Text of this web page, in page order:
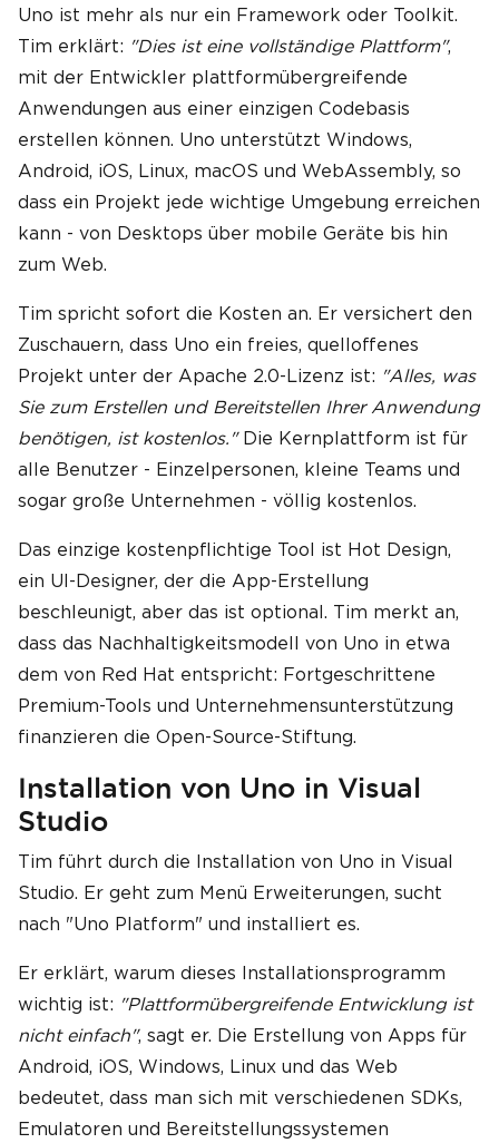
Uno ist mehr als nur ein Framework oder Toolkit.
Tim erklärt: "Dies ist eine vollständige Plattform",
mit der Entwickler plattformübergreifende
Anwendungen aus einer einzigen Codebasis
erstellen können. Uno unterstützt Windows,
Android, iOS, Linux, macOS und WebAssembly, so
dass ein Projekt jede wichtige Umgebung erreichen
kann - von Desktops über mobile Geräte bis hin
zum Web.
Tim spricht sofort die Kosten an. Er versichert den
Zuschauern, dass Uno ein freies, quelloffenes
Projekt unter der Apache 2.0-Lizenz ist: "Alles, was
Sie zum Erstellen und Bereitstellen Ihrer Anwendung
benötigen, ist kostenlos."Die Kernplattform ist für
alle Benutzer - Einzelpersonen, kleine Teams und
sogar große Unternehmen - völlig kostenlos.
Das einzige kostenpflichtige Tool ist Hot Design,
ein UI-Designer, der die App-Erstellung
beschleunigt, aber das ist optional. Tim merkt an,
dass das Nachhaltigkeitsmodell von Uno in etwa
dem von Red Hat entspricht: Fortgeschrittene
Premium-Tools und Unternehmensunterstützung
finanzieren die Open-Source-Stiftung.
Installation von Uno in Visual
Studio
Tim führt durch die Installation von Uno in Visual
Studio. Er geht zum Menü Erweiterungen, sucht
nach "Uno Platform" und installiert es.
Er erklärt, warum dieses Installationsprogramm
wichtig ist: "Plattformübergreifende Entwicklung ist
nicht einfach", sagt er. Die Erstellung von Apps für
Android, iOS, Windows, Linux und das Web
bedeutet, dass man sich mit verschiedenen SDKs,
Emulatoren und Bereitstellungssystemen